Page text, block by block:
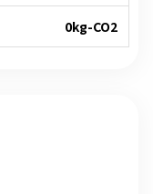
0kg-CO2